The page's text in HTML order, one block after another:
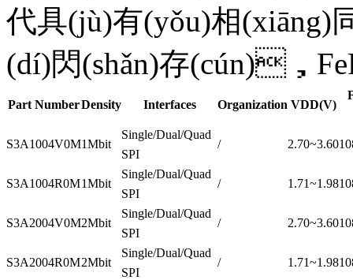
代具(jù)有(yǒu)相(xiāng)
(dí)閃(shǎn)存(cún)，
Part NumberDensity Interfaces Organization VDD(V)
S3A1004V0M1Mbit
Single/Dual/Quad
SPI
/ 2.70~3.60
S3A1004R0M1Mbit
Single/Dual/Quad
SPI
/ 1.71~1.98
S3A2004V0M2Mbit
Single/Dual/Quad
SPI
/ 2.70~3.60
S3A2004R0M2Mbit
Single/Dual/Quad
SPI
/ 1.71~1.98